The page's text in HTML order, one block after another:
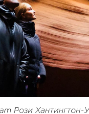
Рози Хантингтон-